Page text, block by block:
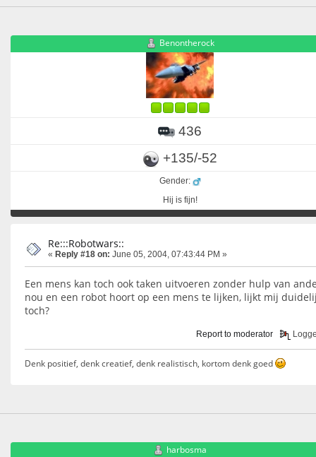
Benontherock
436
+135/-52
Gender:
Hij is fijn!
Re:::Robotwars::
« Reply #18 on: June 05, 2004, 07:43:44 PM »
Een mens kan toch ook taken uitvoeren zonder hulp van
nou en een robot hoort op een mens te lijken, lijkt mij
toch?
Report to moderator
Denk positief, denk creatief, denk realistisch, kortom denk goed
harbosma